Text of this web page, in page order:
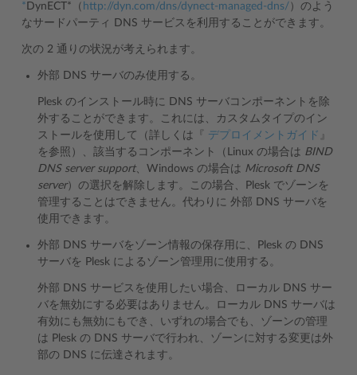
* DynECT*（ http://dyn.com/dns/dynect-managed-dns/ ）のよう
なサードパーティ DNS サービスを利用することができます。
次の 2 通りの状況が考えられます。
外部 DNS サーバのみ使用する。
Plesk のインストール時に DNS サーバコンポーネントを除
外することができます。これには、カスタムタイプのイン
ストールを使用して（詳しくは『 デプロイメントガイド 』
を参照）、該当するコンポーネント（Linux の場合は BIND
DNS server support、Windows の場合は Microsoft DNS
server）の選択を解除します。この場合、Plesk でゾーンを
管理することはできません。代わりに 外部 DNS サーバを
使用できます。
外部 DNS サーバをゾーン情報の保存用に、Plesk の DNS
サーバを Plesk によるゾーン管理用に使用する。
外部 DNS サービスを使用したい場合、ローカル DNS サー
バを無効にする必要はありません。ローカル DNS サーバは
有効にも無効にもでき、いずれの場合でも、ゾーンの管理
は Plesk の DNS サーバで行われ、ゾーンに対する変更は外
部の DNS に伝達されます。